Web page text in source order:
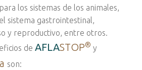
los sistemas de los animales,
sistema gastrointestinal,
y reproductivo, entre otros.
de AFLASTOP® y
son: